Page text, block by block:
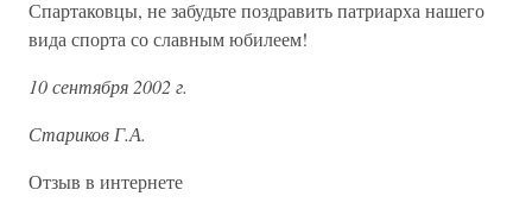
Спартаковцы, не забудьте поздравить патриарха нашего
вида спорта со славным юбилеем!
10 сентября 2002 г.
Стариков Г.А.
Отзыв в интернете